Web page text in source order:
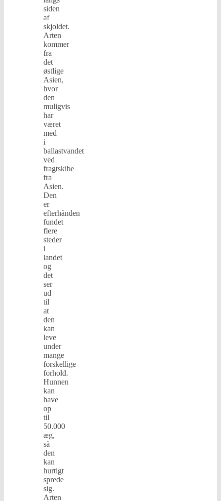
siden
af
skjoldet.
Arten
kommer
fra
det
østlige
Asien,
hvor
den
muligvis
har
været
med
i
ballastvandet
ved
fragtskibe
fra
Asien.
Den
er
efterhånden
fundet
flere
steder
i
landet
og
det
ser
ud
til
at
den
kan
leve
under
mange
forskellige
forhold.
Hunnen
kan
have
op
til
50.000
æg,
så
den
kan
hurtigt
sprede
sig.
Arten